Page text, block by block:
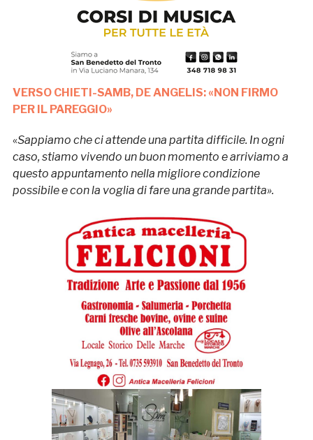
VERSO CHIETI-SAMB, DE ANGELIS: «NON FIRMO
PER IL PAREGGIO»
«Sappiamo che ci attende una partita difficile. In ogni
caso, stiamo vivendo un buon momento e arriviamo a
questo appuntamento nella migliore condizione
possibile e con la voglia di fare una grande partita».